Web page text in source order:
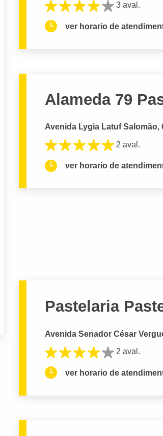
3 aval.
ver horario de
Alameda 79
Avenida Lygia Latuf Salomão,
2 aval.
ver horario de
Pastelaria
Avenida Senador César
2 aval.
ver horario de